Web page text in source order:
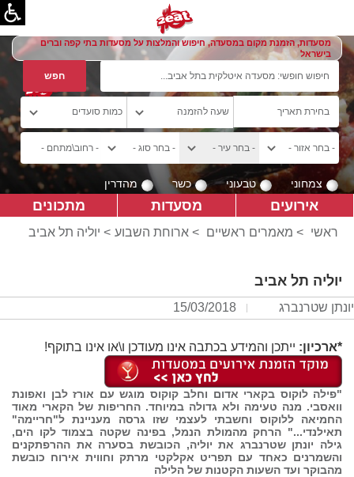
מסעדות, הזמנת מקום במסעדה, חיפוש והמלצות על מסעדות בתי קפה וברים
בישראל
צמחוני טבעוני כשר מהדרין
אירועים מסעדות מתכונים
ראשי > מאמרים ראשיים > ארוחת השבוע > יוליה תל אביב
יוליה תל אביב
יונתן שטרנברג 15/03/2018
*ארכיון: ייתכן והמידע בכתבה אינו מעודכן ו\או אינו בתוקף!
"פילה לוקוס בקארי אדום וחלב קוקוס מוגש עם אורז לבן ואפונת
וואסבי. מנה טעימה ולא גדולה במיוחד. החריפות של הקארי מאוד
החמיאה ללוקוס וחשבתי לעצמי שזו גרסה מעניינת ל"חריימה"
תאילנדי..." הרחק מהמולת הנמל, בפינה שקטה בצמוד לקו הים,
גילה יונתן שטרנברג את יוליה, הכובשת בסערה את ההרפתקנים
והשמרנים כאחד עם תפריט אקלקטי מרתק וחווית אירוח כובשת
מהבוקר ועד השעות הקטנות של הלילה